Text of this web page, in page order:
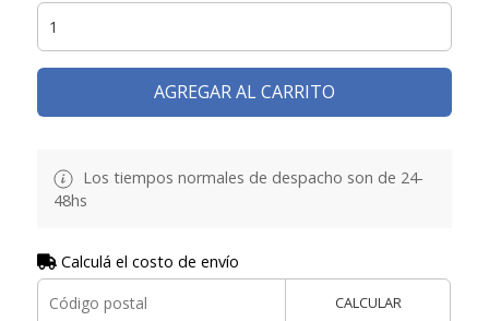
AGREGAR AL CARRITO
Los tiempos normales de despacho son de 24-
48hs
Calculá el costo de envío
CALCULAR